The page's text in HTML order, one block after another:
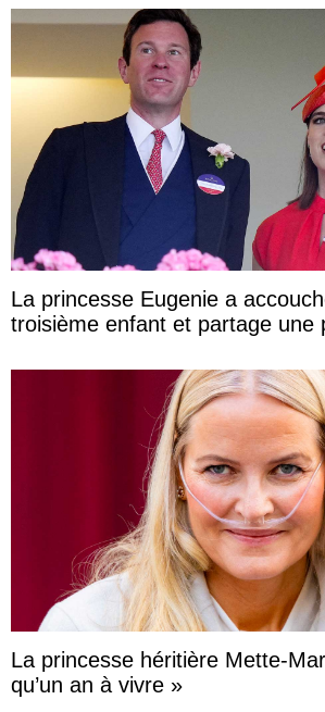
La princesse Eugenie a
troisième enfant et partage une
La princesse héritière Mette-
qu’un an à vivre »